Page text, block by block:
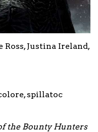
Ross, Justina Ireland,
spillatoc
the Bounty Hunters